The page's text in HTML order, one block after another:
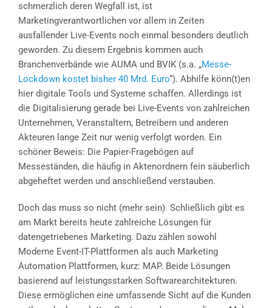
schmerzlich deren Wegfall ist, ist
Marketingverantwortlichen vor allem in Zeiten
ausfallender Live-Events noch einmal besonders deutlich
geworden. Zu diesem Ergebnis kommen auch
Branchenverbände wie AUMA und BVIK (s.a. „Messe-
Lockdown kostet bisher 40 Mrd. Euro“). Abhilfe könn(t)en
hier digitale Tools und Systeme schaffen. Allerdings ist
die Digitalisierung gerade bei Live-Events von zahlreichen
Unternehmen, Veranstaltern, Betreibern und anderen
Akteuren lange Zeit nur wenig verfolgt worden. Ein
schöner Beweis: Die Papier-Fragebögen auf
Messeständen, die häufig in Aktenordnern fein säuberlich
abgeheftet werden und anschließend verstauben.
Doch das muss so nicht (mehr sein). Schließlich gibt es
am Markt bereits heute zahlreiche Lösungen für
datengetriebenes Marketing. Dazu zählen sowohl
Moderne Event-IT-Plattformen als auch Marketing
Automation Plattformen, kurz: MAP. Beide Lösungen
basierend auf leistungsstarken Softwarearchitekturen.
Diese ermöglichen eine umfassende Sicht auf die Kunden